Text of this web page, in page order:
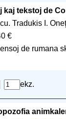
kaj tekstoj de
Tradukis I.
€
de rumana
ekz.